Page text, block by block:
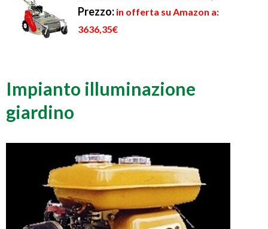
Prezzo: in offerta su Amazon a:
3636,35€
Impianto illuminazione
giardino